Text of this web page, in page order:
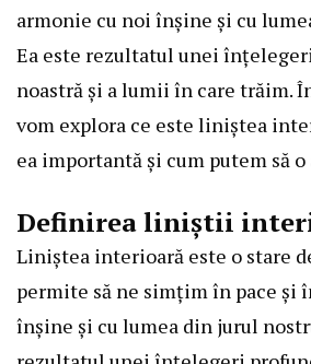
armonie cu noi înșine și cu
Ea este rezultatul unei
noastră și a lumii în care trăim.
vom explora ce este liniștea
ea importantă și cum putem să
Definirea liniștii
Liniștea interioară este o stare
permite să ne simțim în pace și
înșine și cu lumea din jurul